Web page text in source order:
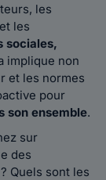
les
les
sociales,
implique non
et les normes
pour
son ensemble.
sur
des
Quels sont les